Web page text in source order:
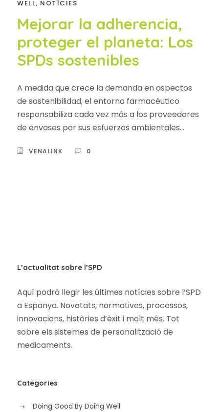
WELL, NOTÌCIES
Mejorar la adherencia,
proteger el planeta: Los
SPDs sostenibles
A medida que crece la demanda en aspectos
de sostenibilidad, el entorno farmacéutico
responsabiliza cada vez más a los proveedores
de envases por sus esfuerzos ambientales...
VENALINK 0
L’actualitat sobre l’SPD
Aquí podrà llegir les últimes notícies sobre l’SPD
a Espanya. Novetats, normatives, processos,
innovacions, històries d’èxit i molt més. Tot
sobre els sistemes de personalització de
medicaments.
Categories
Doing Good By Doing Well